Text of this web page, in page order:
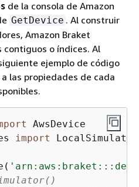
de la consola de Amazon
GetDevice . Al construir
Amazon Braket
o índices. Al
ejemplo de código
las propiedades de cada
import LocalSimulator